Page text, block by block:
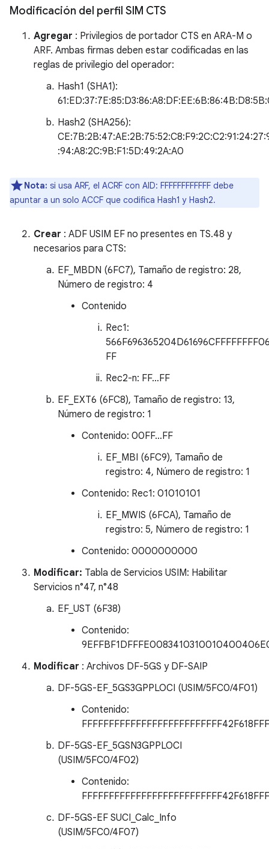
Modificación del perfil SIM CTS
Agregar : Privilegios de portador CTS en ARA-M o
ARF. Ambas firmas deben estar codificadas en las
reglas de privilegio del operador:
Hash1 (SHA1):
Hash2 (SHA256):
:94:A8:2C:9B:F1:5D:49:2A:A0
Nota: si usa ARF, el ACRF con AID: FFFFFFFFFFFF debe
apuntar a un solo ACCF que codifica Hash1 y Hash2.
Crear : ADF USIM EF no presentes en TS.48 y
necesarios para CTS:
EF_MBDN (6FC7), Tamaño de registro: 28,
Número de registro: 4
Contenido
Rec1:
FF
Rec2-n: FF…FF
EF_EXT6 (6FC8), Tamaño de registro: 13,
Número de registro: 1
Contenido: 00FF…FF
EF_MBI (6FC9), Tamaño de
registro: 4, Número de registro: 1
Contenido: Rec1: 01010101
EF_MWIS (6FCA), Tamaño de
registro: 5, Número de registro: 1
Contenido: 0000000000
Modificar: Tabla de Servicios USIM: Habilitar
Servicios n°47, n°48
EF_UST (6F38)
Contenido:
Modificar : Archivos DF-5GS y DF-SAIP
DF-5GS-EF_5GS3GPPLOCI (USIM/5FC0/4F01)
Contenido:
DF-5GS-EF_5GSN3GPPLOCI
(USIM/5FC0/4F02)
Contenido:
DF-5GS-EF SUCI_Calc_Info
(USIM/5FC0/4F07)